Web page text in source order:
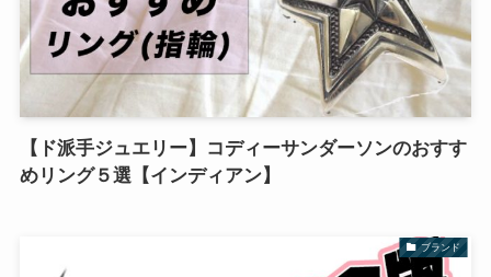
【ド派手ジュエリー】コディーサンダーソンのおすす
めリング５選【インディアン】
ブランド